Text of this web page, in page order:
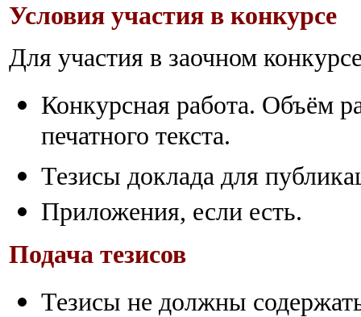
Условия участия в конкурсе
Для участия в заочном
Конкурсная работа. Объём
печатного текста.
Тезисы доклада для
Приложения, если есть.
Подача тезисов
Тезисы не должны